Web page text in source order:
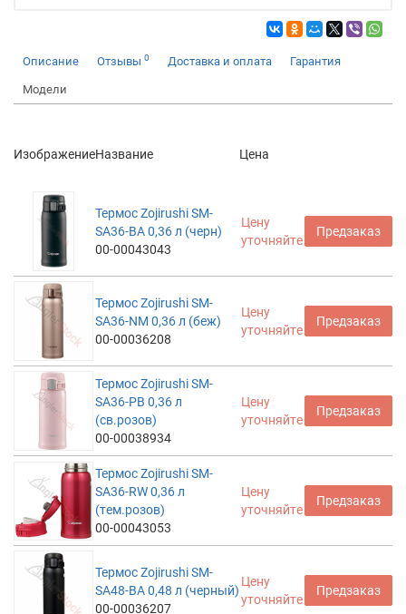
Описание Отзывы 0 Доставка и оплата Гарантия
Модели
ИзображениеНазвание Цена
Термос Zojirushi SM-
SA36-BA 0,36 л (черн)
00-00043043
Цену
уточняйте
Предзаказ
Термос Zojirushi SM-
SA36-NM 0,36 л (беж)
00-00036208
Цену
уточняйте
Предзаказ
Термос Zojirushi SM-
SA36-PB 0,36 л
(св.розов)
00-00038934
Цену
уточняйте
Предзаказ
Термос Zojirushi SM-
SA36-RW 0,36 л
(тем.розов)
00-00043053
Цену
уточняйте
Предзаказ
Термос Zojirushi SM-
SA48-BA 0,48 л (черный)
00-00036207
Цену
уточняйте
Предзаказ